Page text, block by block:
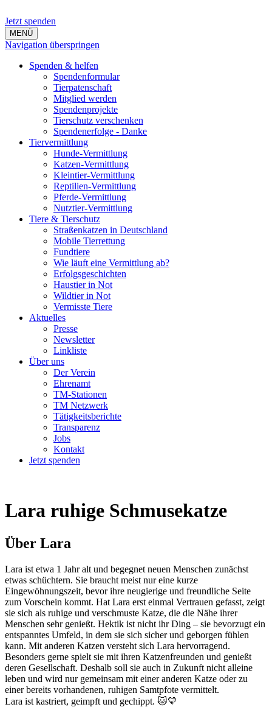
Jetzt spenden
MENÜ
Navigation überspringen
Spenden & helfen
Spendenformular
Tierpatenschaft
Mitglied werden
Spendenprojekte
Tierschutz verschenken
Spendenerfolge - Danke
Tiervermittlung
Hunde-Vermittlung
Katzen-Vermittlung
Kleintier-Vermittlung
Reptilien-Vermittlung
Pferde-Vermittlung
Nutztier-Vermittlung
Tiere & Tierschutz
Straßenkatzen in Deutschland
Mobile Tierrettung
Fundtiere
Wie läuft eine Vermittlung ab?
Erfolgsgeschichten
Haustier in Not
Wildtier in Not
Vermisste Tiere
Aktuelles
Presse
Newsletter
Linkliste
Über uns
Der Verein
Ehrenamt
TM-Stationen
TM Netzwerk
Tätigkeitsberichte
Transparenz
Jobs
Kontakt
Jetzt spenden
Lara ruhige Schmusekatze
Über Lara
Lara ist etwa 1 Jahr alt und begegnet neuen Menschen zunächst
etwas schüchtern. Sie braucht meist nur eine kurze
Eingewöhnungszeit, bevor ihre neugierige und freundliche Seite
zum Vorschein kommt. Hat Lara erst einmal Vertrauen gefasst, zeigt
sie sich als ruhige und verschmuste Katze, die die Nähe ihrer
Menschen sehr genießt. Hektik ist nicht ihr Ding – sie bevorzugt ein
entspanntes Umfeld, in dem sie sich sicher und geborgen fühlen
kann. Mit anderen Katzen versteht sich Lara hervorragend.
Besonders gerne spielt sie mit ihren Katzenfreunden und genießt
deren Gesellschaft. Deshalb soll sie auch in Zukunft nicht alleine
leben und wird nur gemeinsam mit einer anderen Katze oder zu
einer bereits vorhandenen, ruhigen Samtpfote vermittelt.
Lara ist kastriert, geimpft und gechippt. 🐱💛